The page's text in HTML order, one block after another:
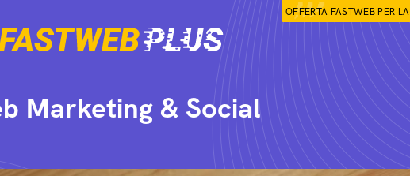
OFFERTA FASTWEB PER
Marketing & Social